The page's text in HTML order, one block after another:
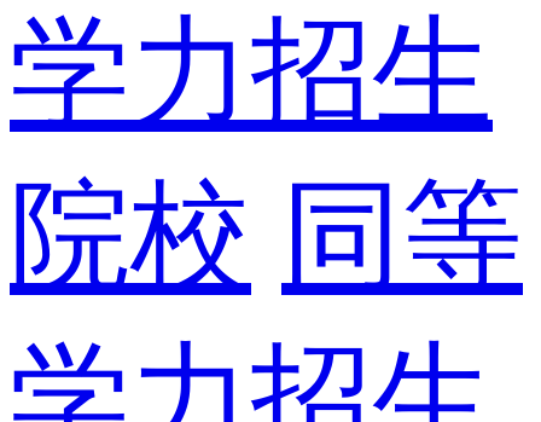
学力招生
院校 同等